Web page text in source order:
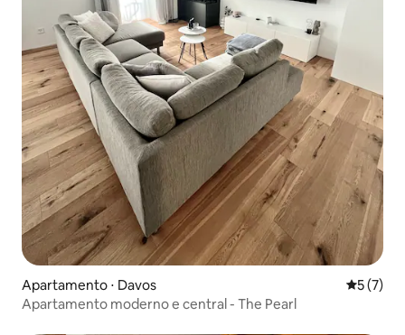
Apartamento ⋅ Davos 5 de
5 (7)
Apartamento moderno e central - The Pearl